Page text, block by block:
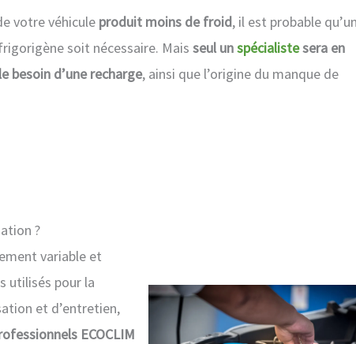
votre véhicule produit moins de froid, il est probable
soit nécessaire. Mais seul unspécialistesera en
besoin d’une recharge, ainsi que l’origine du manque de
?
variable et
utilisés pour la
et d’entretien,
ECOCLIM